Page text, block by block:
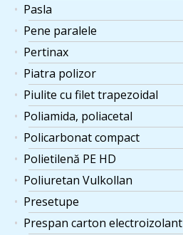
Pasla
Pene paralele
Pertinax
Piatra polizor
Piulite cu filet trapezoidal
Poliamida, poliacetal
Policarbonat compact
Polietilenă PE HD
Poliuretan Vulkollan
Presetupe
Prespan carton electroizolant